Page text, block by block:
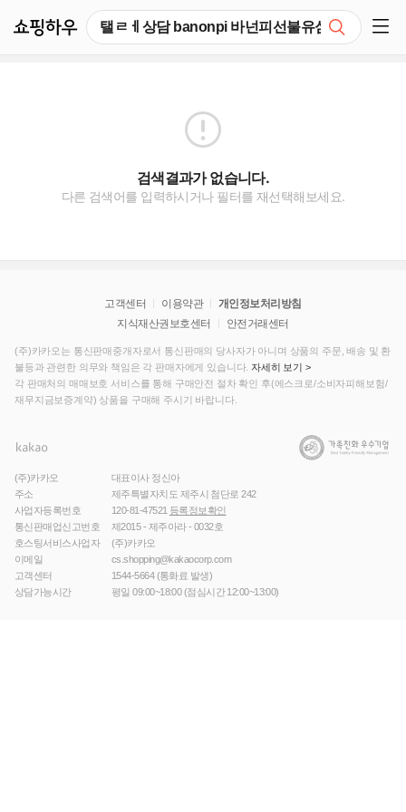
검색결과가 없습니다.
다른 검색어를 입력하시거나 필터를 재선택해보세요.
고객센터 이용약관
개인정보처리방침
지식재산권보호센터
안전거래센터
(주)카카오는 통신판매중개자로서 통신판매의 당사자가 아니며 상품의 주문, 배송 및 환
불등과 관련한 의무와 책임은 각 판매자에게 있습니다. 자세히 보기 >
각 판매처의 매매보호 서비스를 통해 구매안전 절차 확인 후(에스크로/소비자피해보험/
재무지금보증계약) 상품을 구매해 주시기 바랍니다.
(주)카카오
대표이사 정신아
주소
제주특별자치도 제주시 첨단로 242
사업자등록번호
120-81-47521 등록정보확인
통신판매업신고번호
제2015 - 제주아라 - 0032호
호스팅서비스사업자
(주)카카오
이메일
cs.shopping@kakaocorp.com
고객센터
1544-5664(통화료 발생)
상담가능시간
평일 09:00~18:00 (점심시간 12:00~13:00)